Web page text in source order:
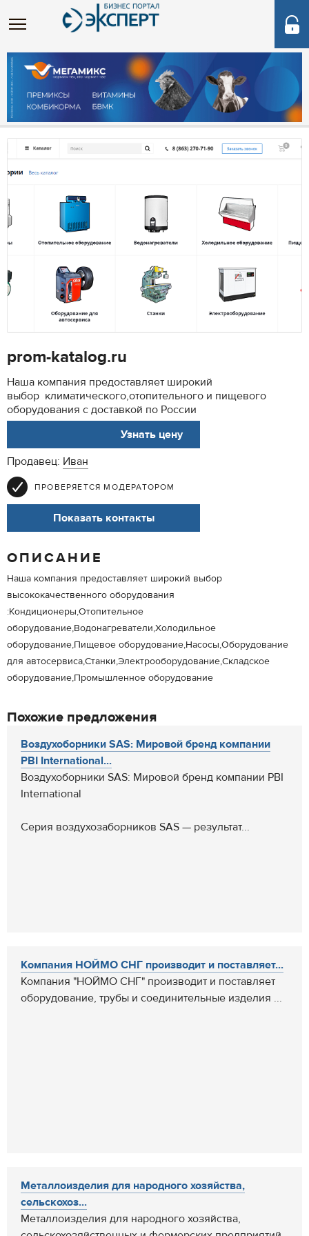
prom-katalog.ru
Наша компания предоставляет широкий
выбор климатического,отопительного и пищевого
оборудования с доставкой по России
Узнать цену
Продавец: Иван
ПРОВЕРЯЕТСЯ МОДЕРАТОРОМ
Показать контакты
ОПИСАНИЕ
Наша компания предоставляет широкий выбор
высококачественного оборудования
:Кондиционеры,Отопительное
оборудование,Водонагреватели,Холодильное
оборудование,Пищевое оборудование,Насосы,Оборудование
для автосервиса,Станки,Электрооборудование,Складское
оборудование,Промышленное оборудование
Похожие предложения
Воздухоборники SAS: Мировой бренд компании
PBI International...
Воздухоборники SAS: Мировой бренд компании PBI
International
Серия воздухозаборников SAS — результат...
Компания НОЙМО СНГ производит и поставляет...
Компания "НОЙМО СНГ" производит и поставляет
оборудование, трубы и соединительные изделия ...
Металлоизделия для народного хозяйства,
сельскохоз...
Металлоизделия для народного хозяйства,